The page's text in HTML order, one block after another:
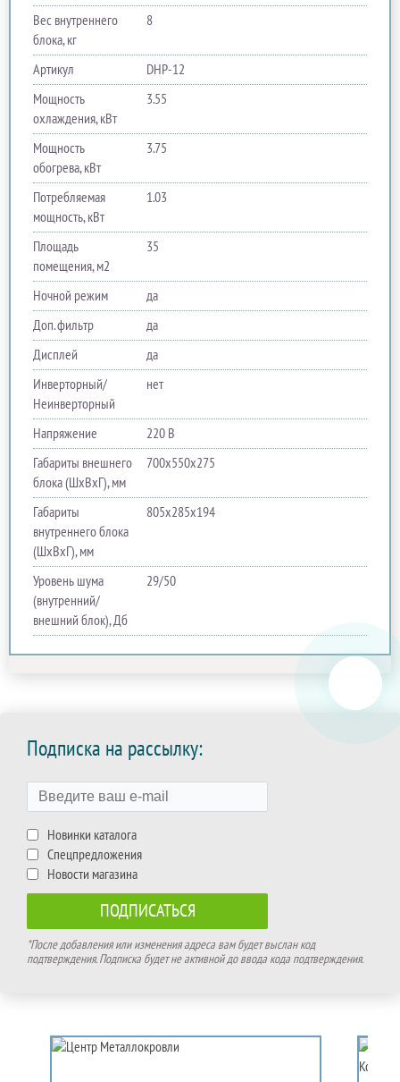
Вес внутреннего
блока, кг
8
Артикул
DHP-12
Мощность
охлаждения, кВт
3.55
Мощность
обогрева, кВт
3.75
Потребляемая
мощность, кВт
1.03
Площадь
помещения, м2
35
Ночной режим
да
Доп. фильтр
да
Дисплей
да
Инверторный/
Неинверторный
нет
Напряжение
220 В
Габариты внешнего
блока (ШхВхГ), мм
700х550х275
Габариты
внутреннего блока
(ШхВхГ), мм
805х285х194
Уровень шума
(внутренний/
внешний блок), Дб
29/50
Подписка на рассылку:
Новинки каталога
Спецпредложения
Новости магазина
*После добавления или изменения адреса вам будет выслан код
подтверждения. Подписка будет не активной до ввода кода подтверждения.